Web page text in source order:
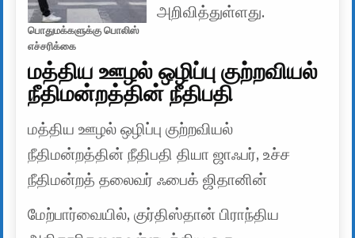
பொதுமக்களுக்கு பொலிஸ்
எச்சரிக்கை
அறிவித்துள்ளது.
மத்திய ஊழல் ஒழிப்பு குற்றவியல்
நீதிமன்றத்தின் நீதிபதி
மத்திய ஊழல் ஒழிப்பு குற்றவியல்
நீதிமன்றத்தின் நீதிபதி தியா ஜாஃபர், உச்ச
நீதிமன்றத் தலைவர் ஃபைக் ஜிதானின்
மேற்பார்வையில், குர்திஸ்தான் பிராந்திய